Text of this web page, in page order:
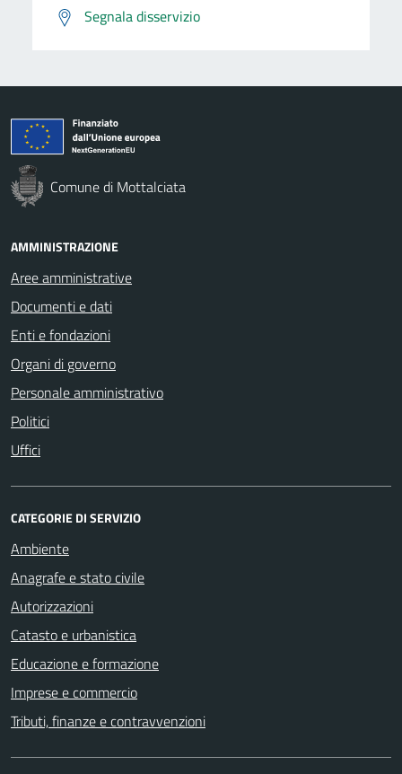
Segnala disservizio
Comune di Mottalciata
AMMINISTRAZIONE
Aree amministrative
Documenti e dati
Enti e fondazioni
Organi di governo
Personale amministrativo
Politici
Uffici
CATEGORIE DI SERVIZIO
Ambiente
Anagrafe e stato civile
Autorizzazioni
Catasto e urbanistica
Educazione e formazione
Imprese e commercio
Tributi, finanze e contravvenzioni